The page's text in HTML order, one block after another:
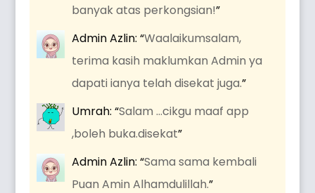
banyak atas perkongsian!”
Admin Azlin: “Waalaikumsalam,
terima kasih maklumkan Admin ya
dapati ianya telah disekat juga.”
Umrah: “Salam …cikgu maaf app
,boleh buka.disekat”
Admin Azlin: “Sama sama kembali
Puan Amin Alhamdulillah.”